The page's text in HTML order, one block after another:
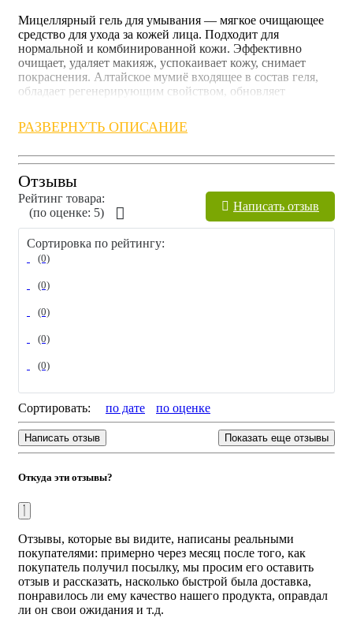
Мицеллярный гель для умывания — мягкое очищающее
средство для ухода за кожей лица. Подходит для
нормальной и комбинированной кожи. Эффективно
очищает, удаляет макияж, успокаивает кожу, снимает
покраснения. Алтайское мумиё входящее в состав геля,
обладает регенерирующим свойством, обновляет
Результат действия мумиё, входящего в состав, на кожу:
обладает противовоспалительным и
способствует разглаживанию рубцов и растяжек;
способствует синтезу в организме коллагена и
эластина;
улучшает кровообращение в тканях;
заживляет повреждения кожи;
Состав:
ПЭГ-400, мумиё алтайское, экстракт череды, аллантоин,
метилхлоризотиазолинон, метилизотиазолинон, ЭДТА.
Способ применения:лёгкими массирующими
движениями нанести небольшое количество геля на
влажное лицо, бережно помассировать и смыть теплой
водой. Подходит для ежедневного применения.
+25°С.
Срок годности:
Страна производства: Россия
РАЗВЕРНУТЬ ОПИСАНИЕ
Отзывы
Написать отзыв
Рейтинг товара:
(по оценкe: 5)
Сортировка по рейтингу:
(0)
(0)
(0)
(0)
(0)
Сортировать: по дате по оценкe
Написать отзыв Показать еще отзывы
Откуда эти отзывы?
Отзывы, которые вы видите, написаны реальными
покупателями: примерно через месяц после того, как
покупатель получил посылку, мы просим его оставить
отзыв и рассказать, насколько быстрой была доставка,
понравилось ли ему качество нашего продукта, оправдал
ли он свои ожидания и т.д.